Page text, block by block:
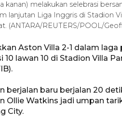
melakukan selebrasi
lanjutan Liga Inggris di Stadion
(ANTARA/REUTERS/POOL/
Aston Villa 2-1 dalam laga
lawan 10 di Stadion Villa
berjalan baru berjalan 20
Ollie Watkins jadi umpan
City.